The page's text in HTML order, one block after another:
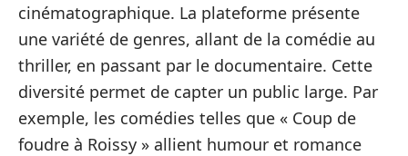
cinématographique. La plateforme présente
une variété de genres, allant de la comédie au
thriller, en passant par le documentaire. Cette
diversité permet de capter un public large. Par
exemple, les comédies telles que « Coup de
foudre à Roissy » allient humour et romance